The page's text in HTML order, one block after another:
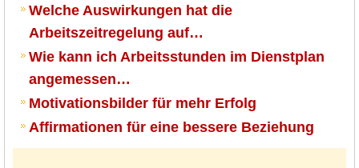
Welche Auswirkungen hat die
Arbeitszeitregelung auf…
Wie kann ich Arbeitsstunden im Dienstplan
angemessen…
Motivationsbilder für mehr Erfolg
Affirmationen für eine bessere Beziehung